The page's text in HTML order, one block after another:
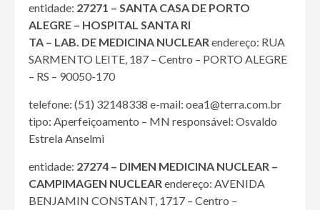
entidade: 27271 – SANTA CASA DE PORTO
ALEGRE – HOSPITAL SANTA RI
TA – LAB. DE MEDICINA NUCLEAR endereço: RUA
SARMENTO LEITE, 187 – Centro – PORTO ALEGRE
– RS – 90050-170
telefone: (51) 32148338 e-mail: oea1@terra.com.br
tipo: Aperfeiçoamento – MN responsável: Osvaldo
Estrela Anselmi
entidade: 27274 – DIMEN MEDICINA NUCLEAR –
CAMPIMAGEN NUCLEAR endereço: AVENIDA
BENJAMIN CONSTANT, 1717 – Centro –